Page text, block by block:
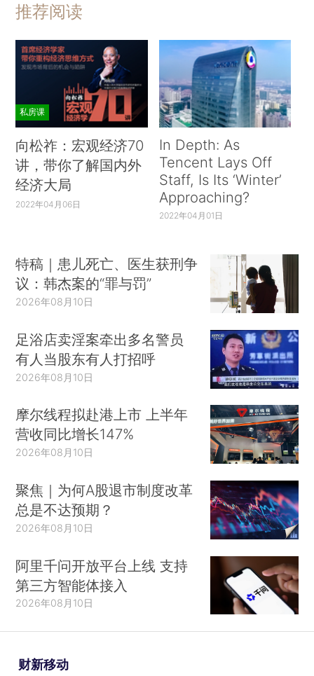
推荐阅读
私房课
向松祚：宏观经济70
讲，带你了解国内外
经济大局
2022年04月06日
In Depth: As
Tencent Lays Off
Staff, Is Its ‘Winter’
Approaching?
2022年04月01日
特稿｜患儿死亡、医生获刑争
议：韩杰案的“罪与罚”
2026年08月10日
足浴店卖淫案牵出多名警员
有人当股东有人打招呼
2026年08月10日
摩尔线程拟赴港上市 上半年
营收同比增长147%
2026年08月10日
聚焦｜为何A股退市制度改革
总是不达预期？
2026年08月10日
阿里千问开放平台上线 支持
第三方智能体接入
2026年08月10日
财新移动